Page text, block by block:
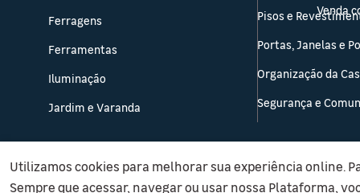
Ferragens
Ferramentas
Iluminação
Jardim e Varanda
Pisos e
Portas, Janelas e
Organização da
Segurança e
Venda
Utilizamos cookies para melhorar sua experiência online.
Sempre que acessar, navegar ou usar nossa Plataforma,